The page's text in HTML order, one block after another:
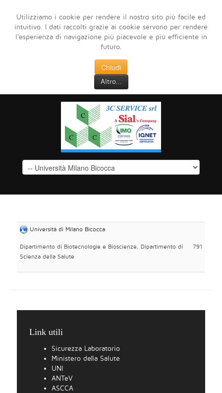
Utilizziamo i cookie per rendere il nostro sito più facile ed
intuitivo. I dati raccolti grazie ai cookie servono per rendere
l'esperienza di navigazione più piacevole e più efficiente in
futuro.
Chiudi
Altro...
Università di Milano Bicocca
Dipartimento di Biotecnologie e Bioscienze, Dipartimento di
Scienza della Salute
791
Link utili
Sicurezza Laboratorio
Ministero della Salute
UNI
ANTeV
ASCCA